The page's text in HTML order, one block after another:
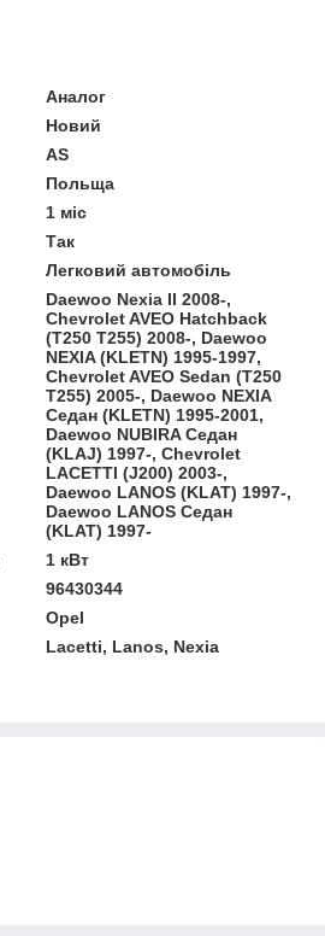
Аналог
Новий
AS
Польща
1 міс
Так
Легковий автомобіль
Daewoo Nexia II 2008-,
Chevrolet AVEO Hatchback
(T250 T255) 2008-, Daewoo
NEXIA (KLETN) 1995-1997,
Chevrolet AVEO Sedan (T250
T255) 2005-, Daewoo NEXIA
Седан (KLETN) 1995-2001,
Daewoo NUBIRA Седан
(KLAJ) 1997-, Chevrolet
LACETTI (J200) 2003-,
Daewoo LANOS (KLAT) 1997-,
Daewoo LANOS Седан
(KLAT) 1997-
1 кВт
96430344
Opel
Lacetti, Lanos, Nexia